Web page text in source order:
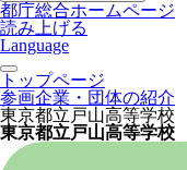
都庁総合ホームページ
読み上げる
Language
トップページ
参画企業・団体の紹介
東京都立戸山高等学校
東京都立戸山高等学校